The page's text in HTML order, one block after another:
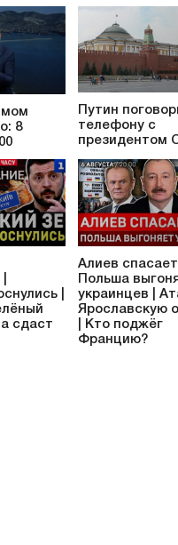
8
Путин
телефону с
президентом
|
сдаст
Алиев спасает
Польша
украинцев |
Ярославскую
| Кто поджёг
Францию?